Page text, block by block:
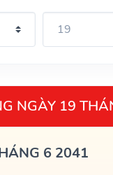
NGÀY 19
6 2041